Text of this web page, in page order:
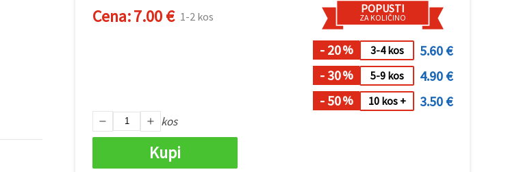
Cena:7.00 € 1-2 kos
POPUSTI
ZA KOLIČINO
- 20% 3-4 kos
5.60 €
- 30% 5-9 kos
4.90 €
- 50% 10 kos + 3.50 €
kos
Kupi